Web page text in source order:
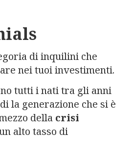
di inquilini che
nei tuoi investimenti.
tutti i nati tra gli anni
la generazione che si è
della crisi
alto tasso di